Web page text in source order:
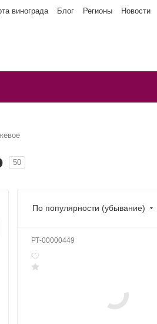
винограда Блог Регионы Новости
50
По популярности (убывание)
РТ-00000449